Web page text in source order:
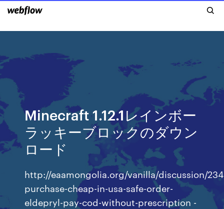
Minecraft 1.12.1レインボー
ラッキーブロックのダウン
ロード
http://eaamongolia.org/vanilla/discussion/
purchase-cheap-in-usa-safe-order-
eldepryl-pay-cod-without-prescription -